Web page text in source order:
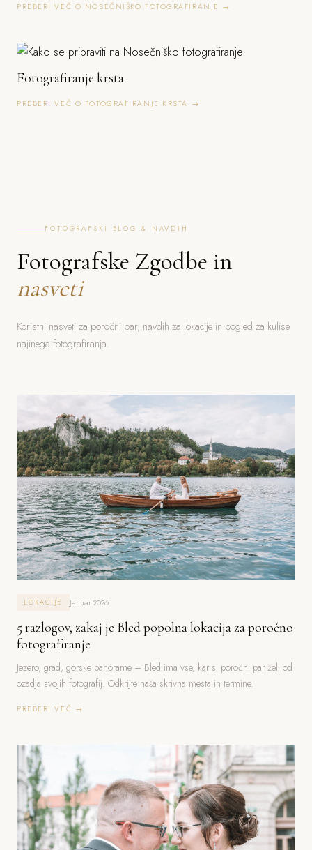
PREBERI VEČ O NOSEČNIŠKO FOTOGRAFIRANJE →
Fotografiranje krsta
PREBERI VEČ O FOTOGRAFIRANJE KRSTA →
FOTOGRAFSKI BLOG & NAVDIH
Fotografske Zgodbe in
nasveti
Koristni nasveti za poročni par, navdih za lokacije in pogled za kulise
najinega fotografiranja.
LOKACIJE Januar 2026
5 razlogov, zakaj je Bled popolna lokacija za poročno
fotografiranje
Jezero, grad, gorske panorame – Bled ima vse, kar si poročni par želi od
ozadja svojih fotografij. Odkrijte naša skrivna mesta in termine.
PREBERI VEČ →